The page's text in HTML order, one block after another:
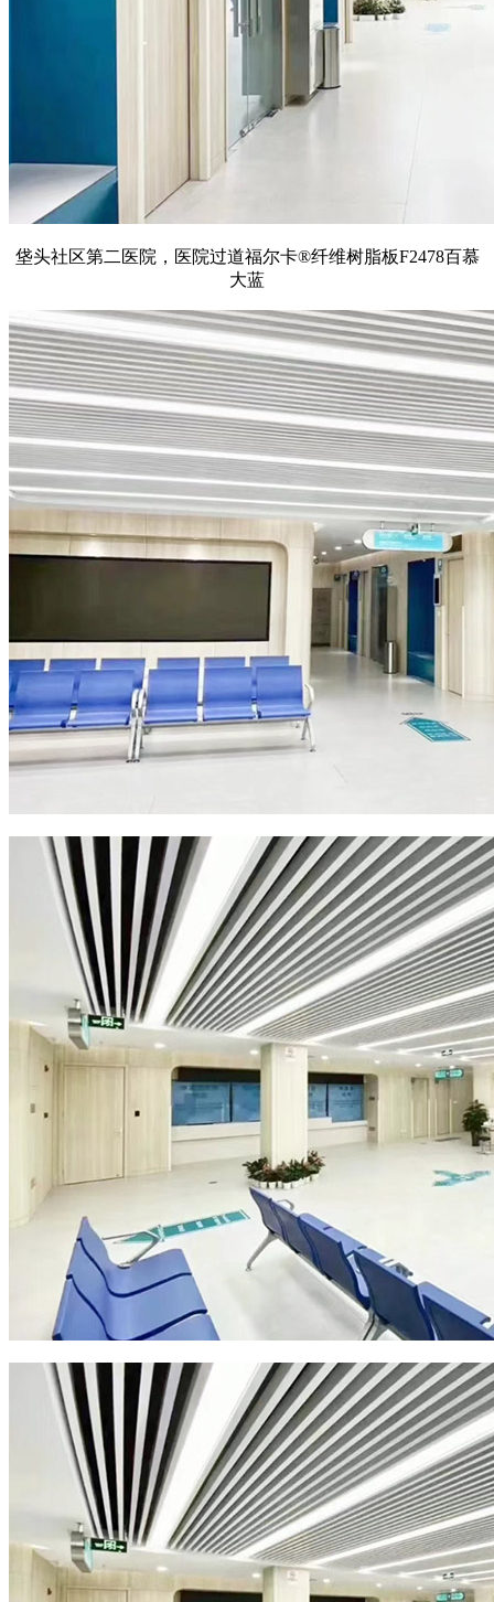
垡头社区第二医院，医院过道福尔卡®纤维树脂板F2478百慕
大蓝